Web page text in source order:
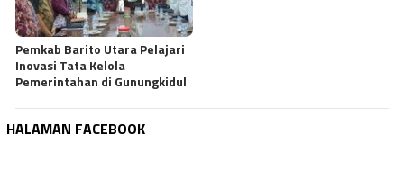
Pemkab Barito Utara Pelajari
Inovasi Tata Kelola
Pemerintahan di Gunungkidul
HALAMAN FACEBOOK